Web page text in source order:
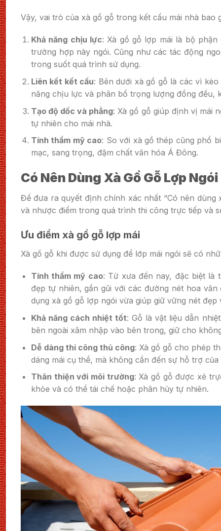
Vậy, vai trò của xà gồ gỗ trong kết cấu mái nhà bao
Khả năng chịu lực: Xà gồ gỗ lợp mái là bộ
trường hợp này ngói. Cũng như các tác động
trong suốt quá trình sử dụng.
Liên kết kết cấu: Bên dưới xà gồ gỗ là các vì
năng chịu lực và phân bổ trọng lượng đồng đều,
Tạo độ dốc và phẳng: Xà gồ gỗ giúp định vị mái
tự nhiên cho mái nhà.
Tính thẩm mỹ cao: So với xà gồ thép cũng phổ
mạc, sang trọng, đậm chất văn hóa Á Đông.
Có Nên Dùng Xà Gồ Gỗ Lợp
Để đưa ra quyết định chính xác nhất “Có nên
và nhược điểm trong quá trình thi công trực tiếp và
Ưu điểm xà gồ gỗ lợp mái
Xà gồ gỗ khi được sử dụng để lớp mái ngói sẽ có
Tính thẩm mỹ cao: Từ xưa đến nay, đặc biệt là
đẹp tự nhiên, gần gũi với các đường nét hoa
dụng xà gồ gỗ lợp ngói vừa giúp giữ vững nét
Khả năng cách nhiệt tốt: Gỗ là vật liệu dẫn
bên ngoài xâm nhập vào bên trong, giữ cho
Dễ dàng thi công thủ công: Xà gồ gỗ cho phép
dáng mái cụ thể, mà không cần đến sự hỗ trợ
Thân thiện với môi trường: Xà gồ gỗ được xẻ
khỏe và có thể tái chế hoặc phân hủy tự nhiên.